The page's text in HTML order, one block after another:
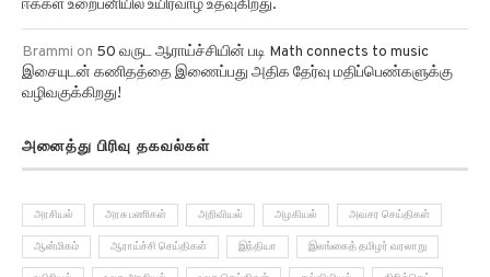
Brammion50 வருட ஆராய்ச்சியின் படி Math connects to music
இசையுடன் கணிதத்தை இணைப்பது அதிக தேர்வு மதிப்பெண்களுக்கு
வழிவகுக்கிறது!
ஆன்மிகம் ஆராய்ச்சி செய்திகள் இந்தியா இலங்கைத் தமிழர் வரலாறு
உயிரியல் உலக அரசியல் உலக செய்திகள் கல்வியியல் கிரிக்கெட்